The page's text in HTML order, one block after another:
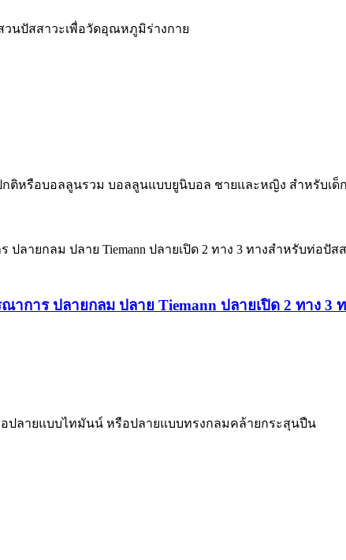
วนปัสสาวะเพื่อวัดอุณหภูมิร่างกาย
ติหรือบอลลูนรวม บอลลูนแบบยูนิบอล ชายและหญิง สำหรับเด็
าร ปลายกลม ปลาย Tiemann ปลายเปิด 2 ทาง 3
ปลายแบบไทมันน์ หรือปลายแบบทรงกลมคล้ายกระสุนปืน